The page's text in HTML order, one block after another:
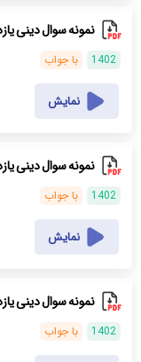
نمونه سوال دینی
1402 با جواب
نمایش
نمونه سوال دینی
1402 با جواب
نمایش
نمونه سوال دینی
1402 با جواب